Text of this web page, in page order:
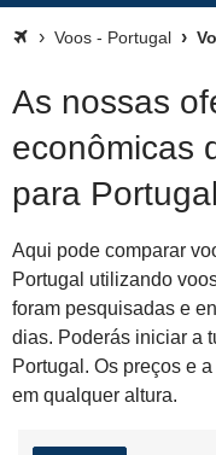
Voos - Portugal
As nossas
econômicas
para Portugal
Aqui pode comparar
Portugal utilizando
foram pesquisadas e
dias. Poderás iniciar a
Portugal. Os preços e
em qualquer altura.